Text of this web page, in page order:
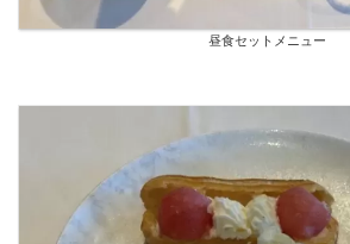
昼食セットメニュー